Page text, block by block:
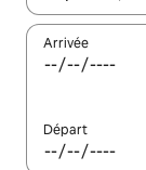
Arrivée
Départ